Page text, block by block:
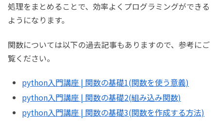
処理をまとめることで、効率よくプログラミングができる
ようになります。
関数については以下の過去記事もありますので、参考にご
覧ください。
python入門講座 | 関数の基礎1(関数を使う意義)
python入門講座 | 関数の基礎2(組み込み関数)
python入門講座 | 関数の基礎3(関数を作成する方法)